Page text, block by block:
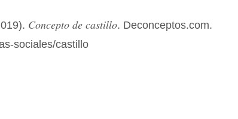
Concepto de castillo. Deconceptos.com.
sociales/castillo